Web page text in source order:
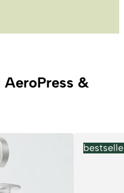
AeroPress &